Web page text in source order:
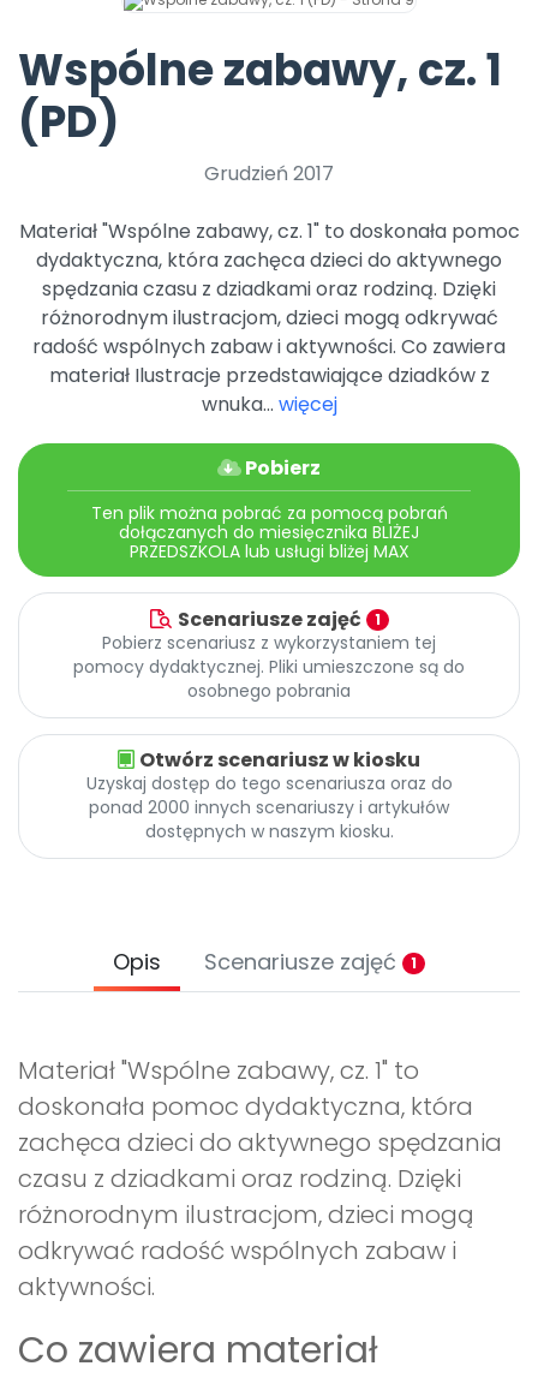
Archiwalne numery
Pomoc
Wspólne zabawy, cz. 1
(PD)
Grudzień 2017
Materiał "Wspólne zabawy, cz. 1" to doskonała pomoc
dydaktyczna, która zachęca dzieci do aktywnego
spędzania czasu z dziadkami oraz rodziną. Dzięki
różnorodnym ilustracjom, dzieci mogą odkrywać
radość wspólnych zabaw i aktywności. Co zawiera
materiał Ilustracje przedstawiające dziadków z
wnuka... więcej
Pobierz
Ten plik można pobrać za pomocą pobrań
dołączanych do miesięcznika BLIŻEJ
PRZEDSZKOLA lub usługi bliżej MAX
Scenariusze zajęć 1
Pobierz scenariusz z wykorzystaniem tej
pomocy dydaktycznej. Pliki umieszczone są do
osobnego pobrania
Otwórz scenariusz w kiosku
Uzyskaj dostęp do tego scenariusza oraz do
ponad 2000 innych scenariuszy i artykułów
dostępnych w naszym kiosku.
Opis Scenariusze zajęć 1
Materiał "Wspólne zabawy, cz. 1" to
doskonała pomoc dydaktyczna, która
zachęca dzieci do aktywnego spędzania
czasu z dziadkami oraz rodziną. Dzięki
różnorodnym ilustracjom, dzieci mogą
odkrywać radość wspólnych zabaw i
aktywności.
Co zawiera materiał